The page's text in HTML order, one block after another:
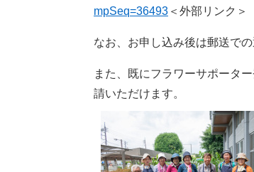
mpSeq=36493 ＜外部リンク＞
なお、お申し込み後は郵送で
また、既にフラワーサポータ
請いただけます。